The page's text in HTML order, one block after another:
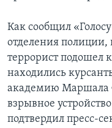
Как сообщил
отделения полиции,
террорист подошел
находились
академию Маршала
взрывное
подтвердил пресс-